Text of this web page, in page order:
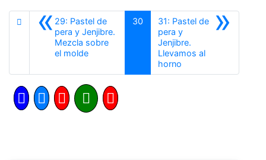
«29: Pastel de
pera y Jenjibre.
Mezcla sobre
el moldeAnterior
30 »
31: Pastel de
pera y
Jenjibre.
Llevamos al
hornoSiguiente